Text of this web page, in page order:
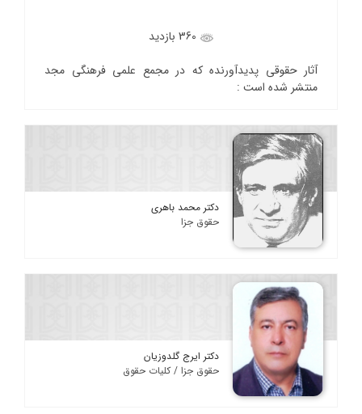
آثار حقوقی پدیدآورنده که در مجمع علمی فرهنگی مجد
منتشر شده است :
دکتر محمد باهری
حقوق جزا
دکتر ایرج گلدوزیان
حقوق جزا / کلیات حقوق